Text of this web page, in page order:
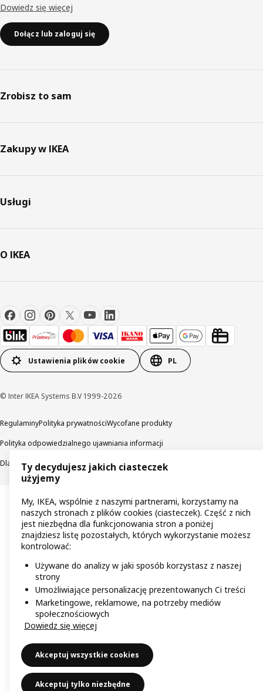
Dowiedz się więcej
Dołącz lub zaloguj się
Zrobisz to sam
Zakupy w IKEA
Usługi
O IKEA
Ustawienia plików cookie PL
© Inter IKEA Systems B.V 1999-2026
RegulaminyPolityka prywatnościWycofane produkty
Polityka odpowiedzialnego ujawniania informacji
Dla akcjonariuszy IKEA Distribution
Ty decydujesz jakich ciasteczek
użyjemy
My, IKEA, wspólnie z naszymi partnerami, korzystamy na
naszych stronach z plików cookies (ciasteczek). Część z nich
jest niezbędna dla funkcjonowania stron a poniżej
znajdziesz listę pozostałych, których wykorzystanie możesz
kontrolować:
Używane do analizy w jaki sposób korzystasz z naszej
strony
Umożliwiające personalizację prezentowanych Ci treści
Marketingowe, reklamowe, na potrzeby mediów
społecznościowych
Dowiedz się więcej
Akceptuj wszystkie cookies
Akceptuj tylko niezbędne